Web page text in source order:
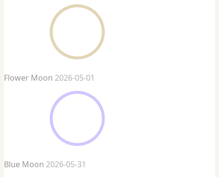
Flower Moon 2026-05-01
Blue Moon 2026-05-31